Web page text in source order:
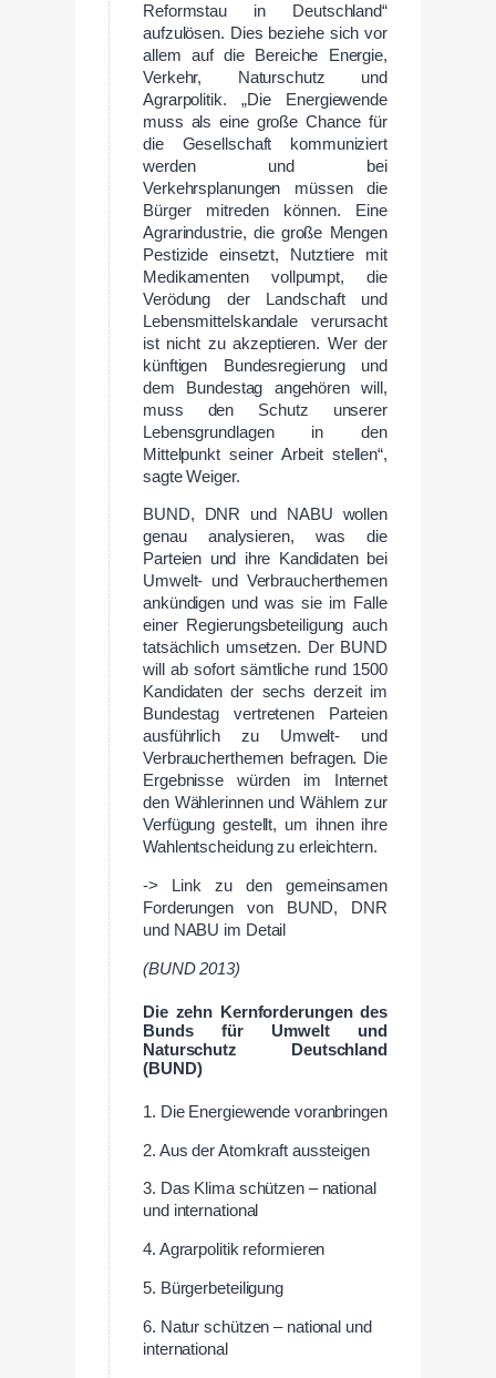
Reformstau in Deutschland“
aufzulösen. Dies beziehe sich vor
allem auf die Bereiche Energie,
Verkehr, Naturschutz und
Agrarpolitik. „Die Energiewende
muss als eine große Chance für
die Gesellschaft kommuniziert
werden und bei
Verkehrsplanungen müssen die
Bürger mitreden können. Eine
Agrarindustrie, die große Mengen
Pestizide einsetzt, Nutztiere mit
Medikamenten vollpumpt, die
Verödung der Landschaft und
Lebensmittelskandale verursacht
ist nicht zu akzeptieren. Wer der
künftigen Bundesregierung und
dem Bundestag angehören will,
muss den Schutz unserer
Lebensgrundlagen in den
Mittelpunkt seiner Arbeit stellen“,
sagte Weiger.
BUND, DNR und NABU wollen
genau analysieren, was die
Parteien und ihre Kandidaten bei
Umwelt- und Verbraucherthemen
ankündigen und was sie im Falle
einer Regierungsbeteiligung auch
tatsächlich umsetzen. Der BUND
will ab sofort sämtliche rund 1500
Kandidaten der sechs derzeit im
Bundestag vertretenen Parteien
ausführlich zu Umwelt- und
Verbraucherthemen befragen. Die
Ergebnisse würden im Internet
den Wählerinnen und Wählern zur
Verfügung gestellt, um ihnen ihre
Wahlentscheidung zu erleichtern.
-> Link zu den gemeinsamen
Forderungen von BUND, DNR
und NABU im Detail
(BUND 2013)
Die zehn Kernforderungen des
Bunds für Umwelt und
Naturschutz Deutschland
(BUND)
1. Die Energiewende voranbringen
2. Aus der Atomkraft aussteigen
3. Das Klima schützen – national
und international
4. Agrarpolitik reformieren
5. Bürgerbeteiligung
6. Natur schützen – national und
international